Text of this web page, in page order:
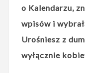
o Kalendarzu,
wpisów i
Urośniesz z
wyłącznie